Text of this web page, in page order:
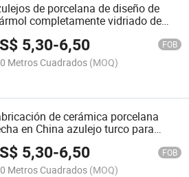
de porcelana de diseño de
completamente vidriado de
5,30-6,50 FOB
Metros Cuadrados (MOQ)
de cerámica porcelana
en China azulejo turco para
5,30-6,50 FOB
Metros Cuadrados (MOQ)